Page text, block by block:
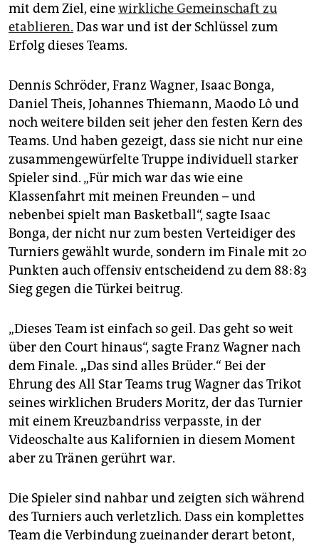
mit dem Ziel, einewirkliche Gemeinschaft zu
etablieren. Das war und ist der Schlüssel zum
Erfolg dieses Teams.
Dennis Schröder, Franz Wagner, Isaac Bonga,
Daniel Theis, Johannes Thiemann, Maodo Lô und
noch weitere bilden seit jeher den festen Kern des
Teams. Und haben gezeigt, dass sie nicht nur eine
zusammengewürfelte Truppe individuell starker
Spieler sind. „Für mich war das wie eine
Klassenfahrt mit meinen Freunden – und
nebenbei spielt man Basketball“, sagte Isaac
Bonga, der nicht nur zum besten Verteidiger des
Turniers gewählt wurde, sondern im Finale mit 20
Punkten auch offensiv entscheidend zu dem 88:83
Sieg gegen die Türkei beitrug.
„Dieses Team ist einfach so geil. Das geht so weit
über den Court hinaus“, sagte Franz Wagner nach
dem Finale. „Das sind alles Brüder.“ Bei der
Ehrung des All Star Teams trug Wagner das Trikot
seines wirklichen Bruders Moritz, der das Turnier
mit einem Kreuzbandriss verpasste, in der
Videoschalte aus Kalifornien in diesem Moment
aber zu Tränen gerührt war.
Die Spieler sind nahbar und zeigten sich während
des Turniers auch verletzlich. Dass ein komplettes
Team die Verbindung zueinander derart betont,